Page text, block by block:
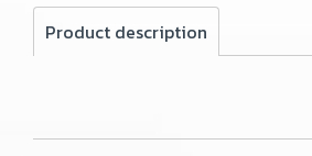
Product description